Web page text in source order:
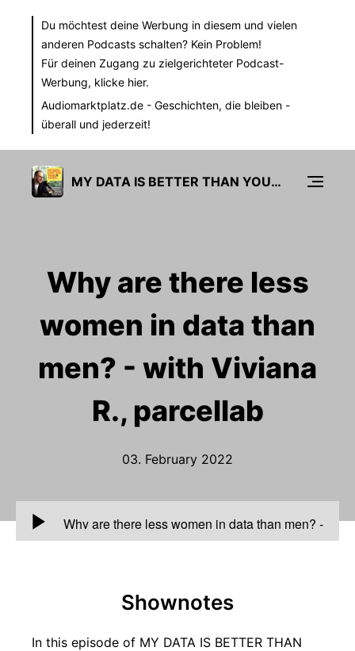
Du möchtest deine Werbung in diesem und vielen
anderen Podcasts schalten? Kein Problem!
Für deinen Zugang zu zielgerichteter Podcast-
Werbung, klicke hier.
Audiomarktplatz.de - Geschichten, die bleiben -
überall und jederzeit!
MY DATA IS BETTER THAN YOURS
Why are there less
women in data than
men? - with Viviana
R., parcellab
03. February 2022
00:00
Why are there less women in data than men? -
with Viviana R., parcellab
Shownotes
In this episode of MY DATA IS BETTER THAN